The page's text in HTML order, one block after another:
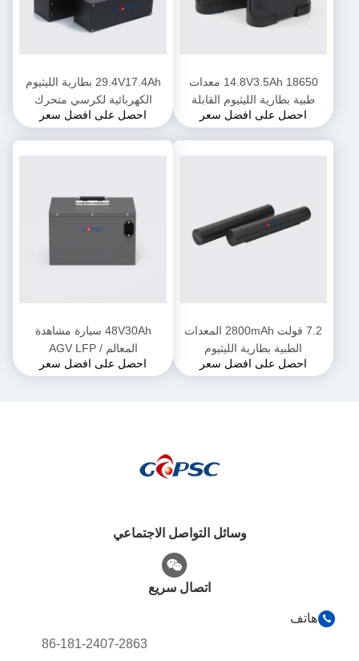
14.8V3.5Ah 18650 معدات
طبية بطارية الليثيوم القابلة
للإزالة
احصل على افضل سعر
29.4V17.4Ah بطارية الليثيوم
الكهربائية لكرسي متحرك
احصل على افضل سعر
7.2 فولت 2800mAh المعدات
الطبية بطارية الليثيوم
احصل على افضل سعر
48V30Ah سيارة مشاهدة
المعالم / AGV LFP
احصل على افضل سعر
وسائل التواصل الاجتماعي
اتصال سريع
هاتف
86-181-2407-2863